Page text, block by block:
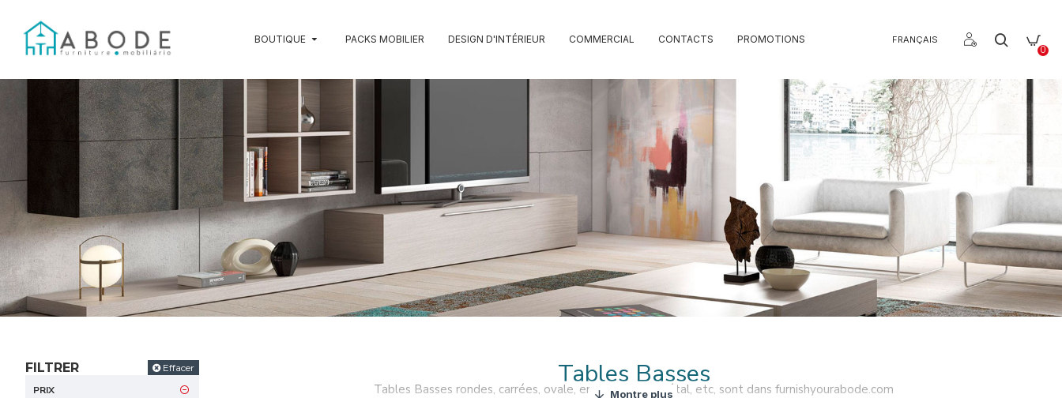
BOUTIQUE PACKS MOBILIER DESIGN D'INTÉRIEUR COMMERCIAL CONTACTS PROMOTIONS FRANÇAIS
0
FILTRER Effacer
PRIX Tables Basses
Tables Basses rondes, carrées, ovale, en bois, verre, métal, etc, sont dans furnishyourabode.com